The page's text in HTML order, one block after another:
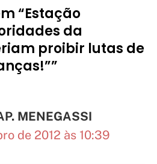
“Estação
da
proibir lutas de
MENEGASSI
de 2012 às 10:39